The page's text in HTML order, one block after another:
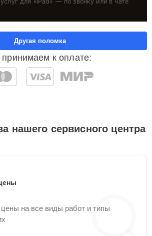
к оплате:
Другая поломка
нашего сервисного центра
на все виды работ и типы